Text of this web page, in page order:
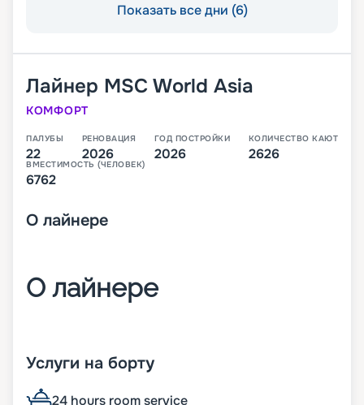
Показать все дни (6)
Лайнер MSC World Asia
КОМФОРТ
ПАЛУБЫ
22
РЕНОВАЦИЯ
2026
ГОД ПОСТРОЙКИ
2026
КОЛИЧЕСТВО КАЮТ
2626
ВМЕСТИМОСТЬ (ЧЕЛОВЕК)
6762
О лайнере
О лайнере
который будет спущен на воду в 2026 году. В
своем первом сезоне он будет выполнять круизы
по Средиземноморью.
Услуги на борту
24 hours room service